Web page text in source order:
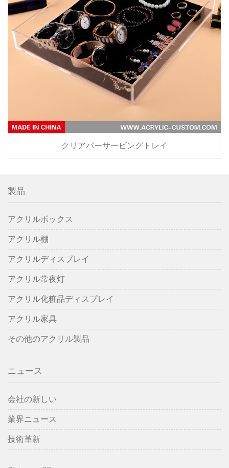
クリアバーサービングトレイ
製品
アクリルボックス
アクリル棚
アクリルディスプレイ
アクリル常夜灯
アクリル化粧品ディスプレイ
アクリル家具
その他のアクリル製品
ニュース
会社の新しい
業界ニュース
技術革新